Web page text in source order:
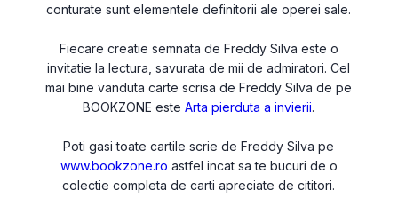
conturate sunt elementele definitorii ale operei sale.
Fiecare creatie semnata de Freddy Silva este o
invitatie la lectura, savurata de mii de admiratori. Cel
mai bine vanduta carte scrisa de Freddy Silva de pe
BOOKZONE esteArta pierduta a invierii.
Poti gasi toate cartile scrie de Freddy Silva pe
www.bookzone.ro astfel incat sa te bucuri de o
colectie completa de carti apreciate de cititori.